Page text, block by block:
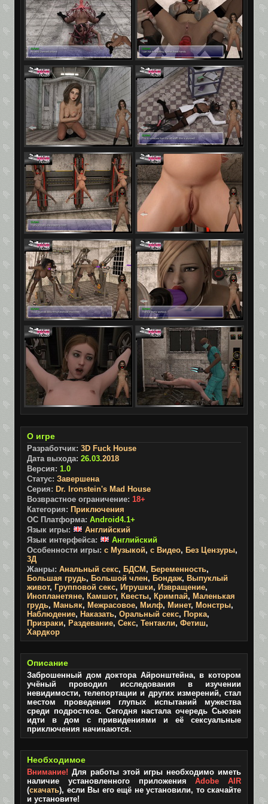
О игре
Разработчик: 3D Fuck House
Дата выхода: 26.03.2018
Версия: 1.0
Статус: Завершена
Серия: Dr. Ironstein's Mad House
Возврастное ограничение: 18+
Категория: Приключения
ОС Платформа: Android4.1+
Язык игры:
Английский
Язык интерфейса:
Английский
Особенности игры: с Музыкой, с Видео, Без Цензуры,
3Д
Жанры: Анальный секс, БДСМ , Беременность,
Большая грудь, Большой член, Бондаж, Выпуклый
живот, Групповой секс, Игрушки, Извращение,
Инопланетяне, Камшот, Квесты, Кримпай, Маленькая
грудь, Маньяк, Межрасовое, Милф, Минет, Монстры,
Наблюдение, Наказать, Оральный секс, Порка,
Призраки, Раздевание, Секс, Тентакли, Фетиш,
Хардкор
Описание
Заброшенный дом доктора Айронштейна, в котором
учёный проводил исследования в изучении
невидимости, телепортации и других измерений, стал
местом проведения глупых испытаний мужества
среди подростков. Сегодня настала очередь Сьюзен
идти в дом с привидениями и её сексуальные
приключения начинаются.
Необходимое
Внимание! Для работы этой игры необходимо иметь
наличие установленного приложенияAdobe AIR
(скачать), если Вы его ещё не установили, то скачайте
и установите!